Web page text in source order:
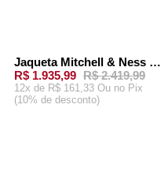
-20%
Jaqueta Mitchell & Ness NFL In The Clutch Puffer Jacket Vintage Logo Buffalo Bills Azul Royal
R$ 1.935,99 R$ 2.419,99
12x de R$ 161,33 Ou no Pix
(10% de desconto)